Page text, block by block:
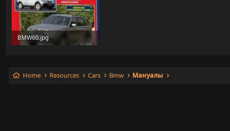
BMW60.jpg
Home Resources Cars Bmw Мануалы